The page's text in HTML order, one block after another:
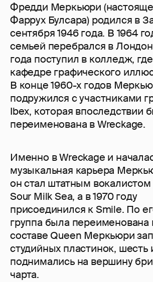
Фредди Меркьюри
Фаррух Булсара) родился в
сентября 1946 года. В 1964
семьей перебрался в
года поступил в колледж,
кафедре графического
В конце 1960-х годов
подружился с участниками
Ibex, которая впоследствии
переименована в Wreckage.
Именно в Wreckage и
музыкальная карьера
он стал штатным
Sour Milk Sea, а в 1970 году
присоединился к Smile. По
группа была переименована
составе Queen Меркьюри
студийных пластинок, шесть
поднимались на вершину
чарта.